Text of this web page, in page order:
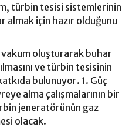
türbin tesisi sistemlerinin
için hazır olduğunu
vakum oluşturarak buhar
ve türbin tesisinin
bulunuyor. 1. Güç
alma çalışmalarının bir
jeneratörünün gaz
olacak.